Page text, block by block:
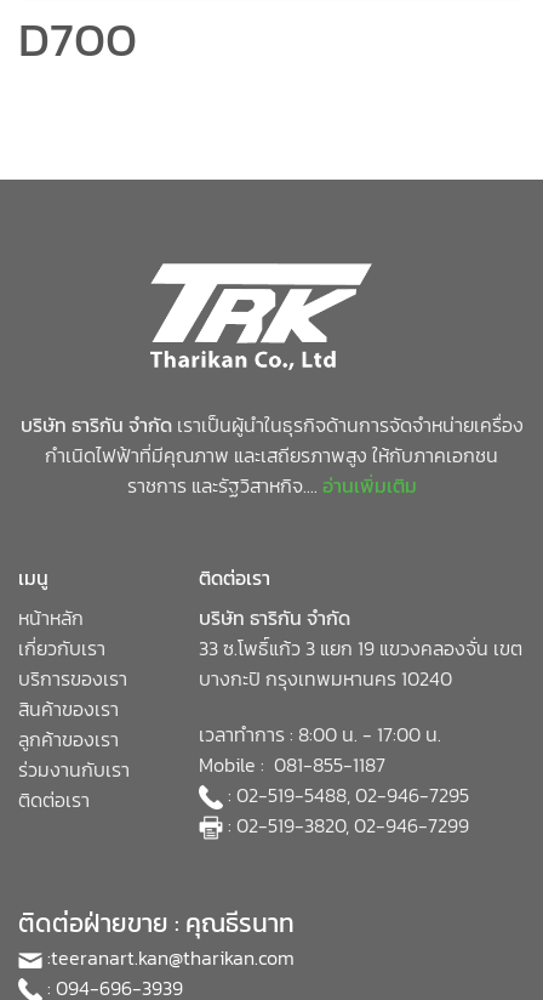
D700
บริษัท ธาริกัน จำกัดเราเป็นผู้นำในธุรกิจด้านการจัดจำหน่ายเครื่อง
กำเนิดไฟฟ้าที่มีคุณภาพ และเสถียรภาพสูง ให้กับภาคเอกชน
ราชการ และรัฐวิสาหกิจ.... อ่านเพิ่มเติม
เมนู
หน้าหลัก
เกี่ยวกับเรา
บริการของเรา
สินค้าของเรา
ลูกค้าของเรา
ร่วมงานกับเรา
ติดต่อเรา
ติดต่อเรา
บริษัท ธาริกัน จำกัด
33 ซ.โพธิ์แก้ว 3 แยก 19 แขวงคลองจั่น เขต
บางกะปิ กรุงเทพมหานคร 10240
เวลาทำการ : 8:00 น. - 17:00 น.
Mobile : 081-855-1187
: 02-519-5488, 02-946-7295
: 02-519-3820, 02-946-7299
ติดต่อฝ่ายขาย : คุณธีรนาท
:teeranart.kan@tharikan.com
: 094-696-3939